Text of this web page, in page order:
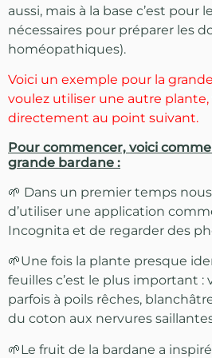
aussi, mais à la base c’est pour
nécessaires pour préparer les
homéopathiques).
Voici un exemple pour la
voulez utiliser une autre plante,
directement au point suivant.
Pour commencer, voici
grande bardane :
🌱 Dans un premier temps
d’utiliser une application
Incognita et de regarder des
🌱Une fois la plante presque
feuilles c’est le plus important :
parfois à poils rêches,
du coton aux nervures
🌱Le fruit de la bardane a